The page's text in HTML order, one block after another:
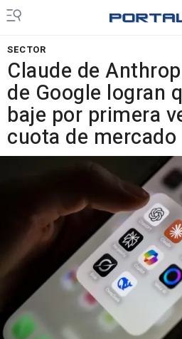
SECTOR
Claude de
de Google logran
baje por primera
cuota de mercado